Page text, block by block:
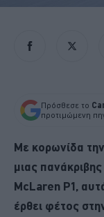
Πρόσθεσε το
προτιμώμενη
Με κορωνίδα
μιας
McLaren P1,
έρθει φέτος